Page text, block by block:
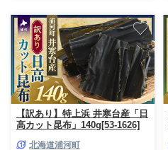
【訳あり】特上浜 井寒台産「日
高カット昆布」140g[53-1626]
北海道浦河町